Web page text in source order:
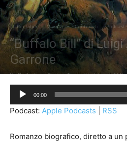
Liber Liber Manuzio Contenuti Podcast
“Buffalo Bill” di
Garrone
Di Redazione Pagina Tre - 2 Febbraio 2021
Audio
Player
00:00
Podcast: Apple Podcasts RSS
Romanzo biografico, diretto a un